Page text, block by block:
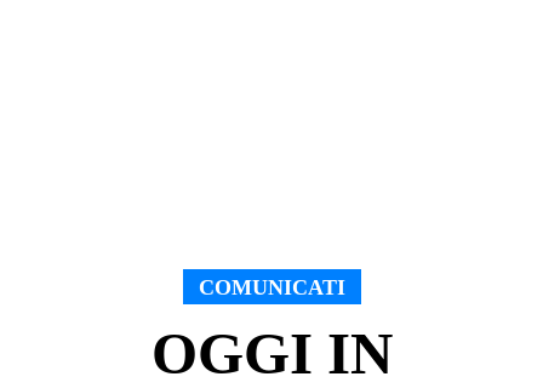
COMUNICATI
OGGI IN